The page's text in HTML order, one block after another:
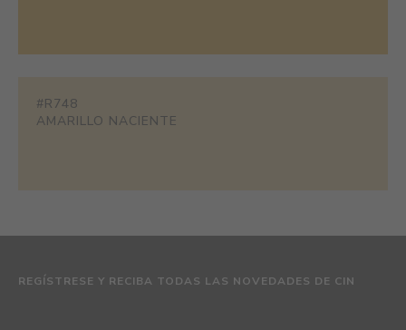
#R748
AMARILLO NACIENTE
REGÍSTRESE Y RECIBA TODAS LAS NOVEDADES DE CIN